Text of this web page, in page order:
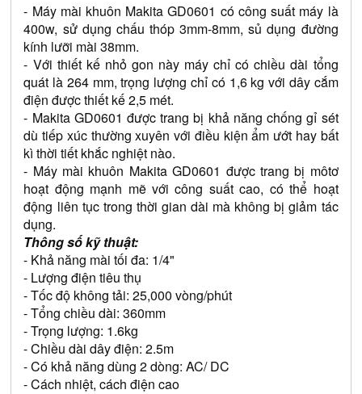
- Máy mài khuôn Makita GD0601 có công suất máy là
400w, sử dụng chấu thóp 3mm-8mm, sủ dụng đường
kính lưỡi mài 38mm.
- Với thiết kế nhỏ gon này máy chỉ có chiều dài tổng
quát là 264 mm, trọng lượng chỉ có 1,6 kg với dây cắm
điện được thiết kế 2,5 mét.
- Makita GD0601 được trang bị khả năng chống gỉ sét
dù tiếp xúc thường xuyên với điều kiện ẩm ướt hay bất
kì thời tiết khắc nghiệt nào.
- Máy mài khuôn Makita GD0601 được trang bị môtơ
hoạt động mạnh mẽ với công suất cao, có thể hoạt
động liên tục trong thời gian dài mà không bị giảm tác
dụng.
Thông số kỹ thuật:
- Khả năng mài tối đa: 1/4"
- Lượng điện tiêu thụ
- Tốc độ không tải: 25,000 vòng/phút
- Tổng chiều dài: 360mm
- Trọng lượng: 1.6kg
- Chiều dài dây điện: 2.5m
- Có khả năng dùng 2 dòng: AC/ DC
- Cách nhiệt, cách điện cao